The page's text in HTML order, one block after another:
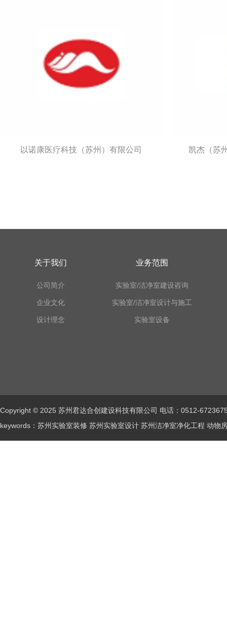
以诺康医疗科技（苏州）有限公司 凯杰（苏
关于我们
公司简介
企业文化
设计理念
业务范围
实验室/洁净室建设咨询
实验室/洁净室设计与施工
实验室设备
Copyright © 2025 苏州君达合创建设科技有限公司 电话：0512-
keywords：苏州实验室装修 苏州实验室设计 苏州洁净室净化工程 动物